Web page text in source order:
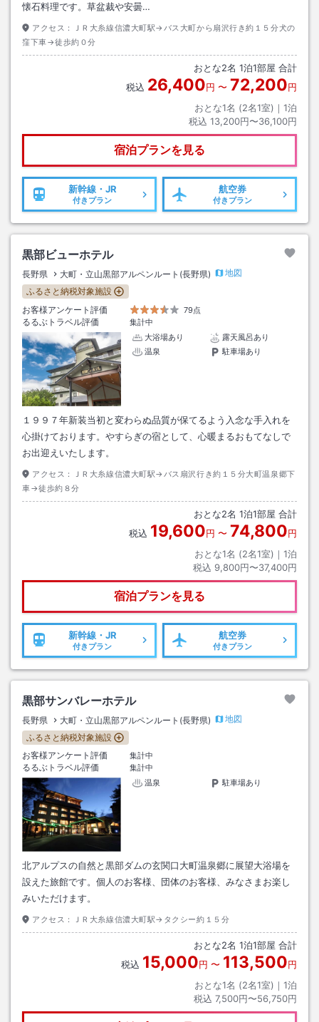
懐石料理です。草盆裁や安曇…
アクセス：
ＪＲ大糸線信濃大町駅→バス大町から扇沢行き約１５分犬の
窪下車→徒歩約０分
おとな2名 1泊1部屋 合計
税込 26,400円 〜 72,200円
おとな1名 (2名1室)｜ 1泊
税込 13,200円〜36,100円
宿泊プランを見る
新幹線・JR
付きプラン
航空券
付きプラン
黒部ビューホテル
長野県 大町・立山黒部アルペンルート(長野県)
地図
ふるさと納税対象施設
お客様アンケート評価
79点
るるぶトラベル評価
集計中
大浴場あり
露天風呂あり
温泉
駐車場あり
１９９７年新装当初と変わらぬ品質が保てるよう入念な手入れを
心掛けております。やすらぎの宿として、心暖まるおもてなしで
お出迎えいたします。
アクセス：
ＪＲ大糸線信濃大町駅→バス扇沢行き約１５分大町温泉郷下
車→徒歩約８分
おとな2名 1泊1部屋 合計
税込 19,600円 〜 74,800円
おとな1名 (2名1室)｜ 1泊
税込 9,800円〜37,400円
宿泊プランを見る
新幹線・JR
付きプラン
航空券
付きプラン
黒部サンバレーホテル
長野県 大町・立山黒部アルペンルート(長野県)
地図
ふるさと納税対象施設
お客様アンケート評価
集計中
るるぶトラベル評価
集計中
温泉
駐車場あり
北アルプスの自然と黒部ダムの玄関口大町温泉郷に展望大浴場を
設えた旅館です。個人のお客様、団体のお客様、みなさまお楽し
みいただけます。
アクセス： ＪＲ大糸線信濃大町駅→タクシー約１５分
おとな2名 1泊1部屋 合計
税込 15,000円 〜 113,500円
おとな1名 (2名1室)｜ 1泊
税込 7,500円〜56,750円